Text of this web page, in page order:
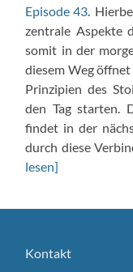
Episode 43.
zentrale Aspekte
somit in der
diesem Weg
Prinzipien des
den Tag starten.
findet in der
durch diese
lesen]
Kontakt